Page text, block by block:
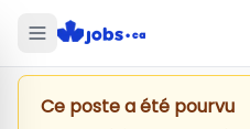
Ce poste a été pourvu